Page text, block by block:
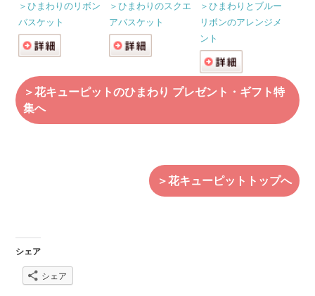
＞ひまわりのリボン
バスケット
＞ひまわりのスクエ
アバスケット
＞ひまわりとブルー
リボンのアレンジメ
ント
＞花キューピットのひまわり プレゼント・ギフト特
集へ
＞花キューピットトップへ
シェア
シェア